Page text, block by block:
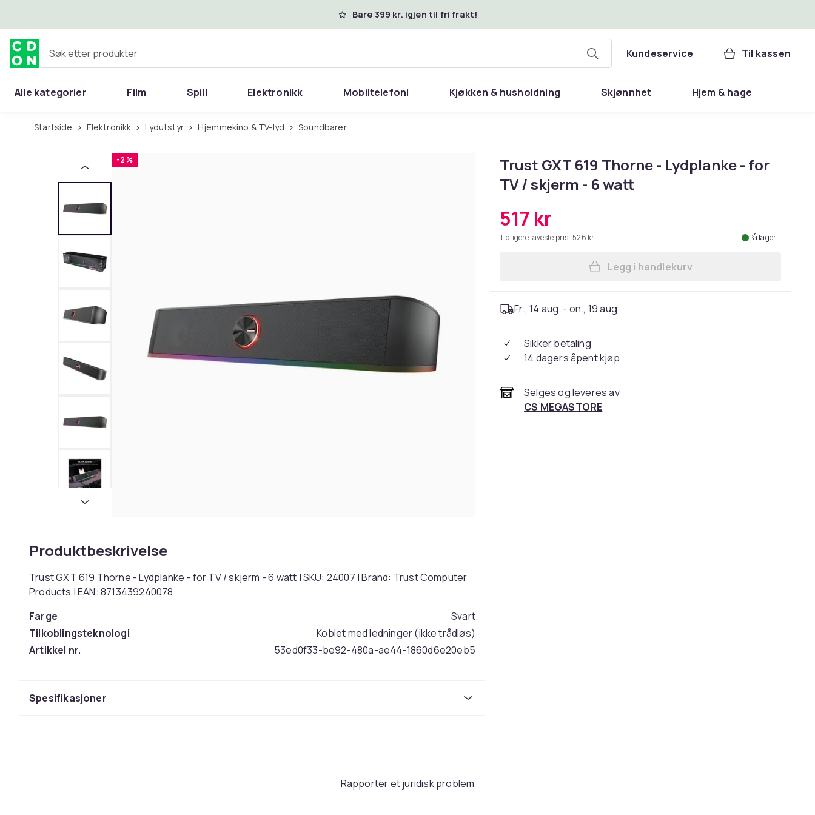
Bare 399 kr. igjen til fri frakt!
Søk etter produkter Kundeservice Til kassen
Alle kategorier Film Spill Elektronikk Mobiltelefoni Kjøkken & husholdning Skjønnhet Hjem & hage
Startside Elektronikk Lydutstyr Hjemmekino & TV-lyd Soundbarer
-2 %
Produktbeskrivelse
Trust GXT 619 Thorne - Lydplanke - for TV / skjerm - 6 watt | SKU: 24007 | Brand: Trust Computer
Products | EAN: 8713439240078
Farge
Svart
Tilkoblingsteknologi
Koblet med ledninger (ikke trådløs)
Artikkel nr.
53ed0f33-be92-480a-ae44-1860d6e20eb5
Spesifikasjoner
Trust GXT 619 Thorne - Lydplanke - for
TV / skjerm - 6 watt
517 kr
Tidligere laveste pris: 526 kr På lager
Legg Trust GXT 619 Thorne -
Legg i handlekurv
Fr., 14 aug. - on., 19 aug.
Sikker betaling
14 dagers åpent kjøp
Selges og leveres av
CS MEGASTORE
Rapporter et juridisk problem